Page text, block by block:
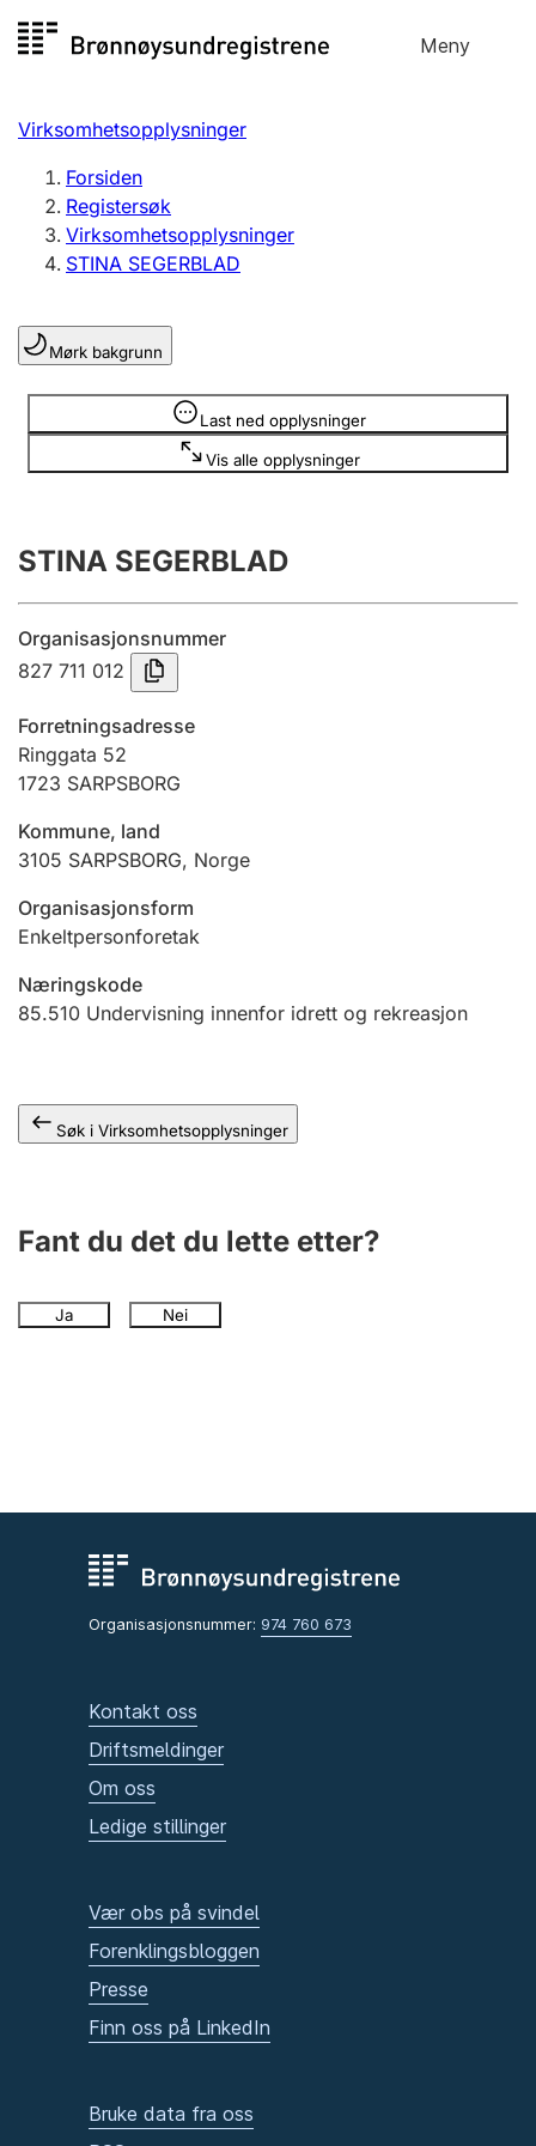
til
Meny
Registersøk
Aksjeselskap
Enkeltpersonforetak
Registrere, endre, slette
Lag og forening
Registrere, endre, slette
Årsregnskap
Innsending og forsinkelsesgebyr
Tinglysing
Jeger
Ektepaktveileder
Offentlig sektor
Virksomhetsopplysninger
Forsiden
Registersøk
Virksomhetsopplysninger
STINA SEGERBLAD
Mørk bakgrunn
Last ned opplysninger
Vis alle opplysninger
Opplysninger er skjult
STINA SEGERBLAD
Organisasjonsnummer
827 711 012
Forretningsadresse
Ringgata 52
1723 SARPSBORG
Kommune, land
3105 SARPSBORG, Norge
Organisasjonsform
Enkeltpersonforetak
Næringskode
85.510 Undervisning innenfor idrett og rekreasjon
Søk i Virksomhetsopplysninger
Fant du det du lette etter?
Ja Nei
Organisasjonsnummer: 974 760 673
Kontakt oss
Driftsmeldinger
Om oss
Ledige stillinger
Vær obs på svindel
Forenklingsbloggen
Presse
Finn oss på LinkedIn
Bruke data fra oss